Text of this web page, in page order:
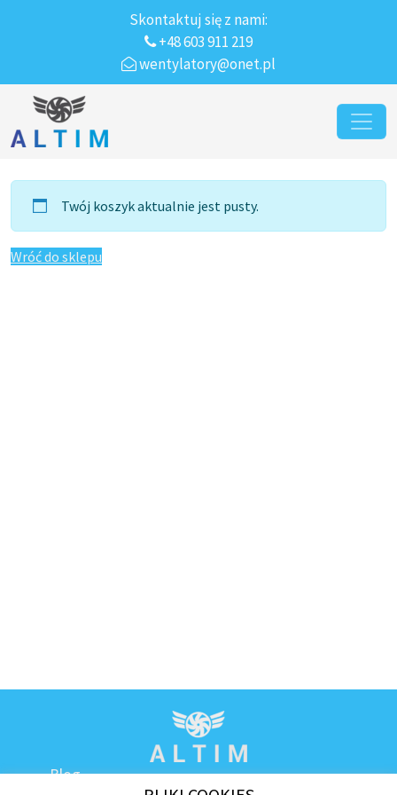
Skontaktuj się z nami:
+48 603 911 219
wentylatory@onet.pl
Przejdź do treści
Main Navigation
Twój koszyk aktualnie jest pusty.
Wróć do sklepu
Blog